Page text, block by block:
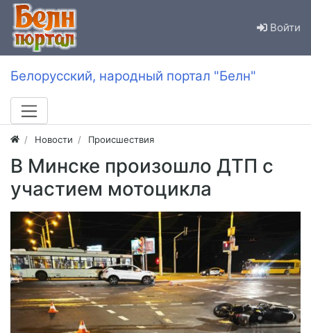
Войти
Белорусский, народный портал "Белн"
Новости Происшествия
В Минске произошло ДТП с
участием мотоцикла